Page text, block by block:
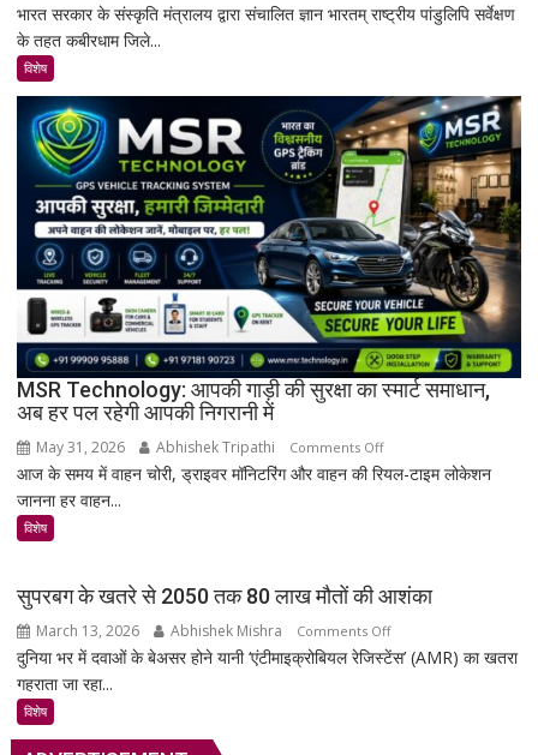
कबीरधाम
इतिहास
का
अनमोल
खजाना,
375
वर्ष
पुरानी
तालपत्र
पांडुलिपि
सहित
38
दुर्लभ
भारत सरकार के संस्कृति मंत्रालय द्वारा संचालित ज्ञान भारतम् राष्ट्रीय पांडुलिपि सर्वेक्षण
के तहत कबीरधाम जिले...
विशेष
MSR Technology: आपकी गाड़ी की सुरक्षा का स्मार्ट समाधान,
अब हर पल रहेगी आपकी निगरानी में
May 31, 2026 Abhishek Tripathi Comments Offon
MSR
सुरक्षा
का
स्मार्ट
आज के समय में वाहन चोरी, ड्राइवर मॉनिटरिंग और वाहन की रियल-टाइम लोकेशन
जानना हर वाहन...
विशेष
सुपरबग के खतरे से 2050 तक 80 लाख मौतों की आशंका
March 13, 2026 Abhishek Mishra Comments Offon
सुपरबग
दुनिया भर में दवाओं के बेअसर होने यानी ‘एंटीमाइक्रोबियल रेजिस्टेंस’ (AMR) का खतरा
गहराता जा रहा...
विशेष